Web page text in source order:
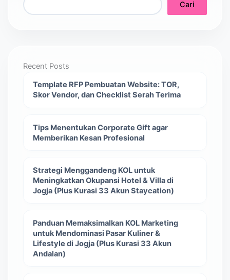
Cari
Recent Posts
Template RFP Pembuatan Website: TOR,
Skor Vendor, dan Checklist Serah Terima
Tips Menentukan Corporate Gift agar
Memberikan Kesan Profesional
Strategi Menggandeng KOL untuk
Meningkatkan Okupansi Hotel & Villa di
Jogja (Plus Kurasi 33 Akun Staycation)
Panduan Memaksimalkan KOL Marketing
untuk Mendominasi Pasar Kuliner &
Lifestyle di Jogja (Plus Kurasi 33 Akun
Andalan)